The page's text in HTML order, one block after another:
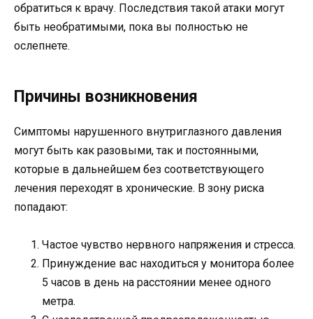
обратиться к врачу. Последствия такой атаки могут
быть необратимыми, пока вы полностью не
ослепнете.
Причины возникновения
Симптомы нарушенного внутриглазного давления
могут быть как разовыми, так и постоянными,
которые в дальнейшем без соответствующего
лечения переходят в хронические. В зону риска
попадают:
Частое чувство нервного напряжения и стресса.
Принуждение вас находиться у монитора более
5 часов в день на расстоянии менее одного
метра.